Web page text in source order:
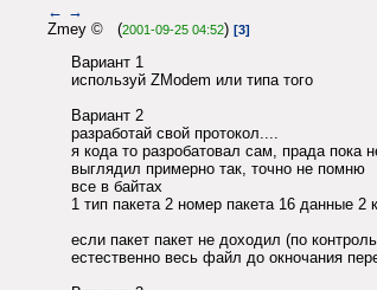
← →
Zmey © (2001-09-25 04:52) [3]
Вариант 1
используй ZModem или типа того
Вариант 2
разработай свой протокол....
я кода то разробатовал сам, прада пока
выглядил примерно так, точно не помню
все в байтах
1 тип пакета 2 номер пакета 16 данные 2
если пакет пакет не доходил (по
естественно весь файл до окночания